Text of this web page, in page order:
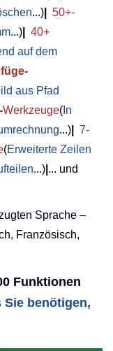
...)
50+-
...)
40+
auf dem
aus Pfad
Werkzeuge( In
...)
7-
(Erweiterte Zeilen
...) ... und
Sprache –
Französisch,
Funktionen
benötigen,